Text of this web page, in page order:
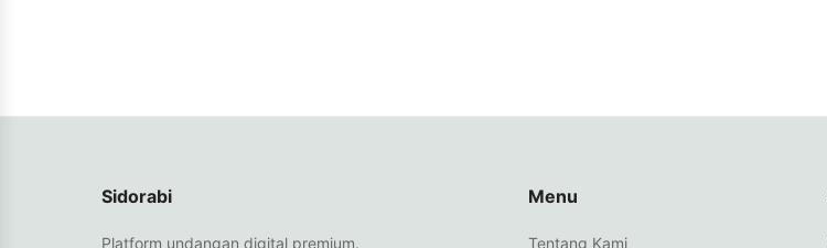
Sidorabi
Platform undangan digital premium.
Menu
Tentang Kami